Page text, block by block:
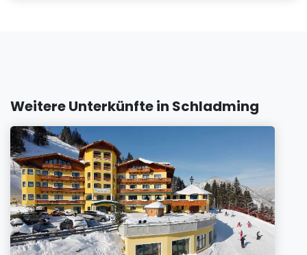
Weitere Unterkünfte in Schladming